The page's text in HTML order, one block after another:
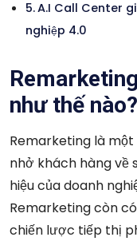
A.I Call Center
nghiệp 4.0
như thế nào?
Remarketing là
nhở khách hàng về
hiệu của doanh
Remarketing còn
chiến lược tiếp thị